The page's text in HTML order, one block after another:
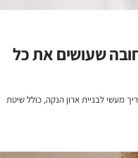
5 פריטי החובה שעושים את כל
מעשי לבניית ארון הנקה, כולל שיטת